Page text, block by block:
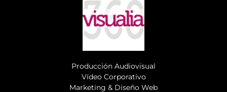
Producción Audiovisual
Vídeo Corporativo
Marketing & Diseño Web